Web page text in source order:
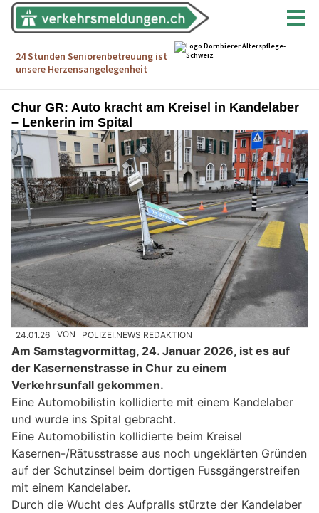
Chur GR: Auto kracht am Kreisel in Kandelaber
– Lenkerin im Spital
24.01.26 VON POLIZEI.NEWS REDAKTION
Am Samstagvormittag, 24. Januar 2026, ist es auf
der Kasernenstrasse in Chur zu einem
Verkehrsunfall gekommen.
Eine Automobilistin kollidierte mit einem Kandelaber
und wurde ins Spital gebracht.
Eine Automobilistin kollidierte beim Kreisel
Kasernen-/Rätusstrasse aus noch ungeklärten Gründen
auf der Schutzinsel beim dortigen Fussgängerstreifen
mit einem Kandelaber.
Durch die Wucht des Aufpralls stürzte der Kandelaber